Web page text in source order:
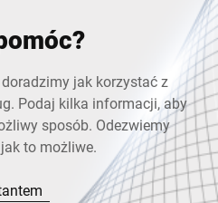
jak korzystać z
Podaj kilka informacji, aby
sposób. Odezwiemy
to możliwe.